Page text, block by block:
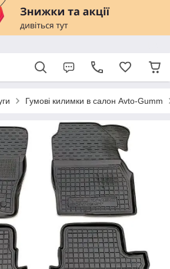
Гумові килимки в салон Avto-Gumm